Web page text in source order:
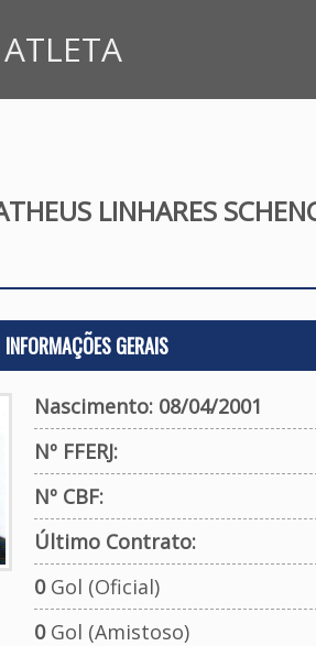
LINHARES
INFORMAÇÕES GERAIS
Nascimento: 08/04/2001
Nº FFERJ:
Nº CBF:
Último Contrato:
0Gol (Oficial)
0Gol (Amistoso)